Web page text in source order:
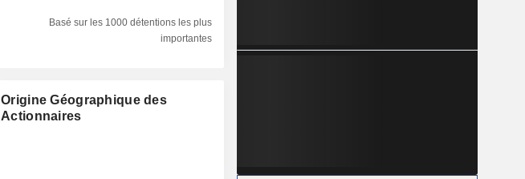
Basé sur les 1000 détentions les plus
importantes
Origine Géographique des
Actionnaires